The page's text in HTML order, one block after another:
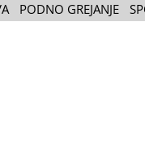
PODNO GREJANJE